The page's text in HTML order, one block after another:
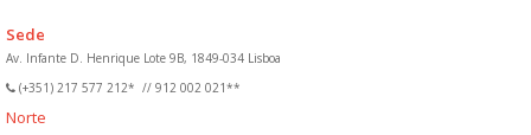
Sede
Av. Infante D. Henrique Lote 9B, 1849-034 Lisboa
(+351) 217 577 212* // 912 002 021**
Norte